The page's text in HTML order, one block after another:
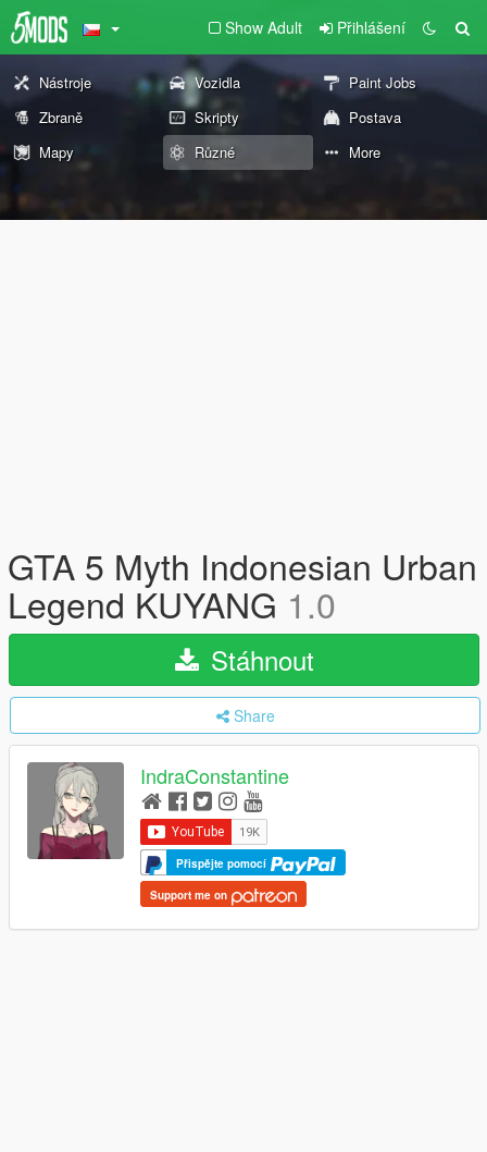
Show Adult Přihlášení
Nástroje Vozidla
Paint Jobs
Zbraně
Skripty
Postava
Mapy
Různé More
GTA 5 Myth Indonesian Urban
Legend KUYANG 1.0
Stáhnout
Share
IndraConstantine
Přispějte pomocí
Support me on